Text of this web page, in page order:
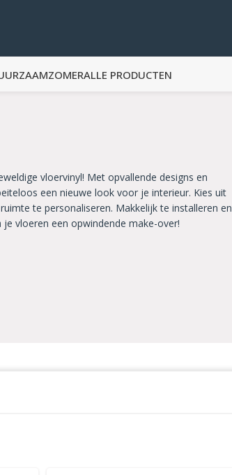
ZOMERALLE PRODUCTEN
vloervinyl! Met opvallende designs en
een nieuwe look voor je interieur. Kies uit
te personaliseren. Makkelijk te installeren en
vloeren een opwindende make-over!